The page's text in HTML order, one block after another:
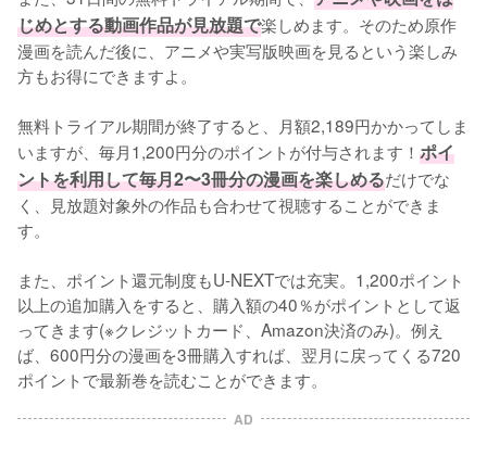
じめとする動画作品が見放題で楽しめます。そのため原作
漫画を読んだ後に、アニメや実写版映画を見るという楽しみ
方もお得にできますよ。
無料トライアル期間が終了すると、月額2,189円かかってしま
いますが、毎月1,200円分のポイントが付与されます！ ポイ
ントを利用して毎月2〜3冊分の漫画を楽しめるだけでな
く、見放題対象外の作品も合わせて視聴することができま
す。
また、ポイント還元制度もU-NEXTでは充実。1,200ポイント
以上の追加購入をすると、購入額の40％がポイントとして返
ってきます(※クレジットカード、Amazon決済のみ)。例え
ば、600円分の漫画を3冊購入すれば、翌月に戻ってくる720
ポイントで最新巻を読むことができます。
AD